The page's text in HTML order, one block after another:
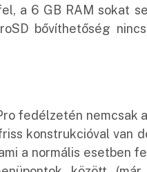
a 6 GB RAM sokat
bővíthetőség
fedélzetén nemcsak
konstrukcióval van
a normális esetben